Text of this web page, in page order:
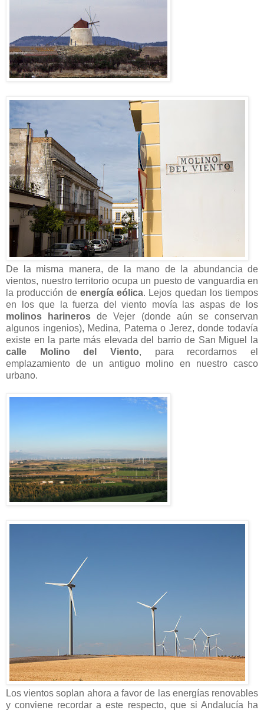
De la misma manera, de la mano de la abundancia de
vientos, nuestro territorio ocupa un puesto de vanguardia en
la producción de energía eólica. Lejos quedan los tiempos
en los que la fuerza del viento movía las aspas de los
molinos harineros de Vejer (donde aún se conservan
algunos ingenios), Medina, Paterna o Jerez, donde todavía
existe en la parte más elevada del barrio de San Miguel la
calle Molino del Viento, para recordarnos el
emplazamiento de un antiguo molino en nuestro casco
urbano.
Los vientos soplan ahora a favor de las energías renovables
y conviene recordar a este respecto, que si Andalucía ha